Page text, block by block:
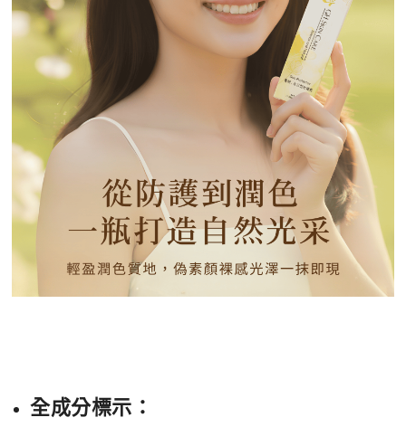
全成分標示：